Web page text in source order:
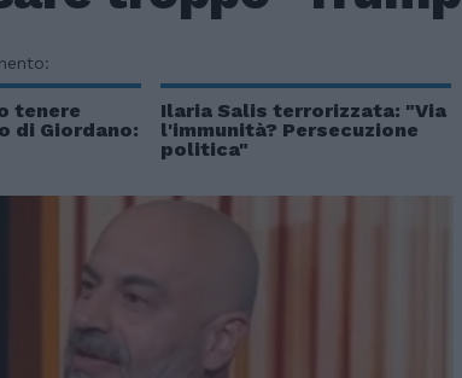
tenere
di Giordano:
Ilaria Salis terrorizzata: "Via
l'immunità? Persecuzione
politica"